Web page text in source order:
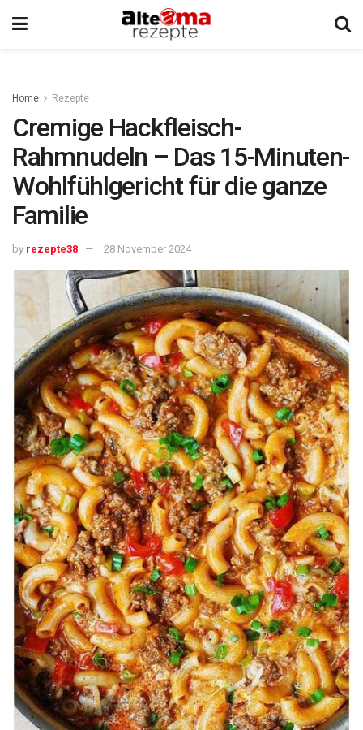
Home Rezepte
Cremige Hackfleisch-
Rahmnudeln – Das 15-Minuten-
Wohlfühlgericht für die ganze
Familie
by rezepte38 28 November 2024